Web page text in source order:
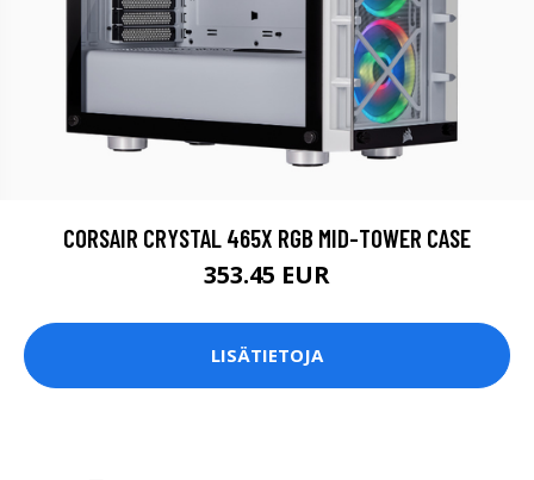
CORSAIR CRYSTAL 465X RGB MID-TOWER CASE
353.45 EUR
LISÄTIETOJA